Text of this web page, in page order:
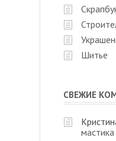
Шитье
СВЕЖИЕ